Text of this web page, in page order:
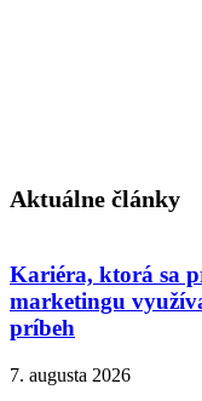
Aktuálne články
Kariéra, ktorá sa
marketingu
príbeh
7. augusta 2026